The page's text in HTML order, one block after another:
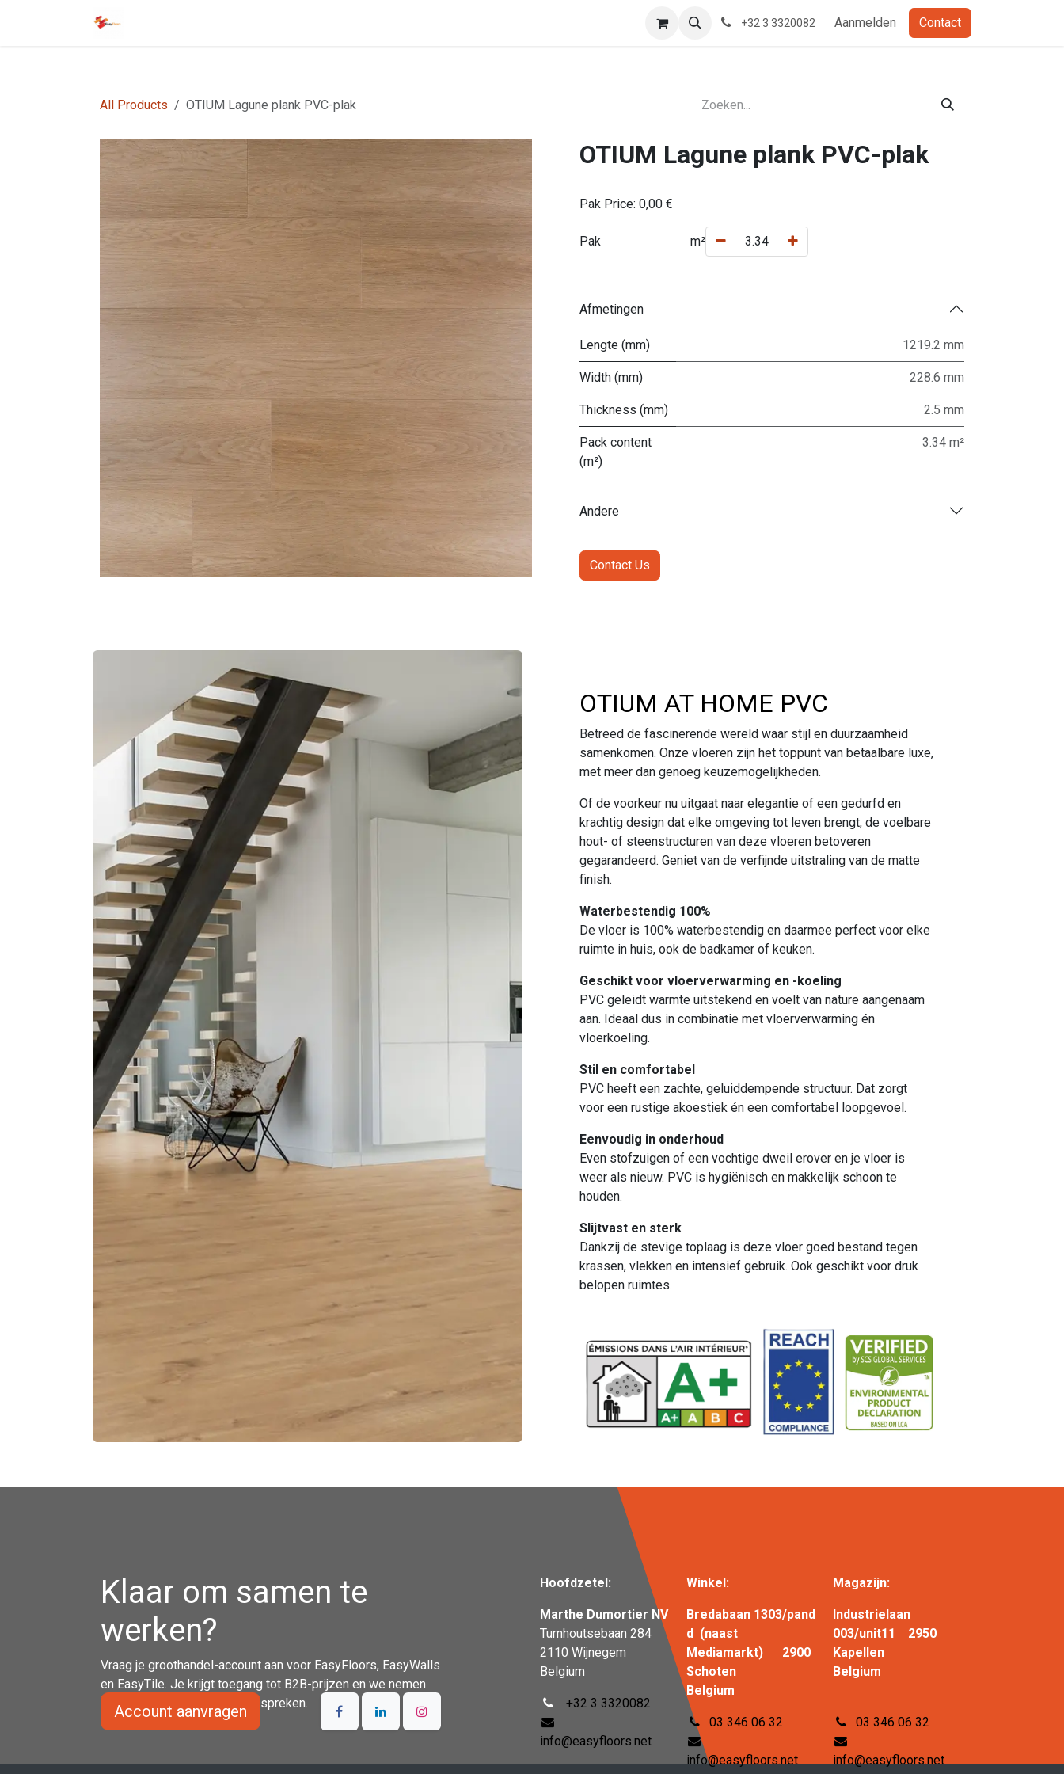
+32 3 3320082 Aanmelden Contact
All Products OTIUM Lagune plank PVC-plak
OTIUM Lagune plank PVC-plak
Pak Price: 0,00 €
Pak m²
Afmetingen
Lengte (mm) 1219.2 mm
Width (mm) 228.6 mm
Thickness (mm) 2.5 mm
Pack content
(m²)
3.34 m²
Andere
Contact Us
OTIUM AT HOME PVC
Betreed de fascinerende wereld waar stijl en duurzaamheid
samenkomen. Onze vloeren zijn het toppunt van betaalbare luxe,
met meer dan genoeg keuzemogelijkheden.
Of de voorkeur nu uitgaat naar elegantie of een gedurfd en
krachtig design dat elke omgeving tot leven brengt, de voelbare
hout- of steenstructuren van deze vloeren betoveren
gegarandeerd. Geniet van de verfijnde uitstraling van de matte
finish.
Waterbestendig 100%
De vloer is 100% waterbestendig en daarmee perfect voor elke
ruimte in huis, ook de badkamer of keuken.
Geschikt voor vloerverwarming en -koeling
PVC geleidt warmte uitstekend en voelt van nature aangenaam
aan. Ideaal dus in combinatie met vloerverwarming én
vloerkoeling.
Stil en comfortabel
PVC heeft een zachte, geluiddempende structuur. Dat zorgt
voor een rustige akoestiek én een comfortabel loopgevoel.
Eenvoudig in onderhoud
Even stofzuigen of een vochtige dweil erover en je vloer is
weer als nieuw. PVC is hygiënisch en makkelijk schoon te
houden.
Slijtvast en sterk
Dankzij de stevige toplaag is deze vloer goed bestand tegen
krassen, vlekken en intensief gebruik. Ook geschikt voor druk
belopen ruimtes.
Klaar om samen te
werken?
Vraag je groothandel-account aan voor EasyFloors, EasyWalls
en EasyTile. Je krijgt toegang tot B2B-prijzen en we nemen
contact op om je noden te bespreken.
Hoofdzetel:
Marthe Dumortier NV
Turnhoutsebaan 284
2110 Wijnegem
Belgium
+32 3 3320082
info@easyfloors.net
Winkel:
Bredabaan 1303/pand
d (naast
Mediamarkt) 2900
Schoten
Belgium
03 346 06 32
info@easyfloors.net
Magazijn:
Industrielaan
003/unit11 2950
Kapellen
Belgium
03 346 06 32
info@easyfloors.net
Account aanvragen